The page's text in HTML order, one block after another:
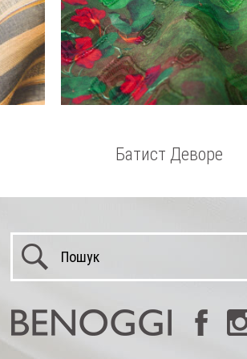
Батист Деворе